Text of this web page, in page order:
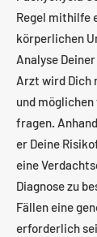
Regel mithilfe
körperlichen
Analyse
Arzt wird Dich
und
fragen.
er Deine
eine
Diagnose zu
Fällen eine
erforderlich